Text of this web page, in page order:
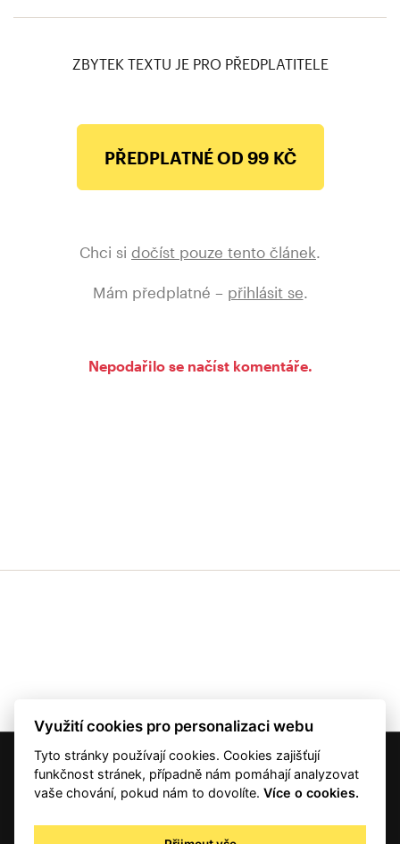
ZBYTEK TEXTU JE PRO PŘEDPLATITELE
PŘEDPLATNÉ OD 99 KČ
Chci si dočíst pouze tento článek.
Mám předplatné – přihlásit se.
Nepodařilo se načíst komentáře.
© 2001 — 2026 Copyright CMI News a dodavatelé obsahu. |
Autorská práva
Využití cookies pro personalizaci webu
Tyto stránky používají cookies. Cookies zajišťují
funkčnost stránek, případně nám pomáhají analyzovat
vaše chování, pokud nám to dovolíte.Více o cookies.